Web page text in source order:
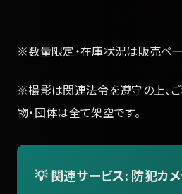
※数量限定・在庫状況は販売ペー
※撮影は関連法令を遵守の上、ご
物・団体は全て架空です。
💡 関連サービス: 防犯カ